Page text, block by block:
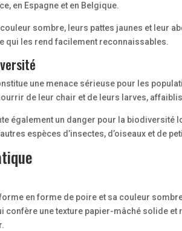
en Espagne et en Belgique.
sombre, leurs pattes jaunes et leur
qui les rend facilement reconnaissables.
une menace sérieuse pour les
de leur chair et de leurs larves,
également un danger pour la biodiversité
espèces d’insectes, d’oiseaux et de
en forme de poire et sa couleur
confère une texture papier-mâché solide